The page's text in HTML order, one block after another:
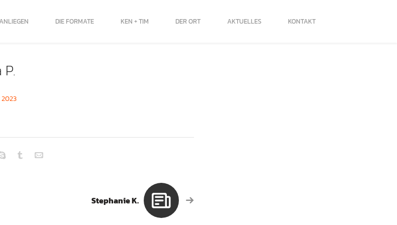
DIE FORMATE KEN + TIM DER ORT AKTUELLES KONTAKT
2023
Stephanie K.